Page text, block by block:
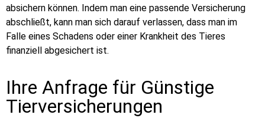
absichern können. Indem man eine passende Versicherung
abschließt, kann man sich darauf verlassen, dass man im
Falle eines Schadens oder einer Krankheit des Tieres
finanziell abgesichert ist.
Ihre Anfrage für Günstige
Tierversicherungen